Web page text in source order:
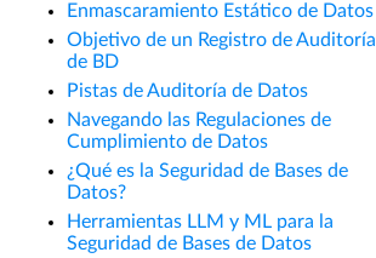
Enmascaramiento Estático de Datos
Objetivo de un Registro de Auditoría
de BD
Pistas de Auditoría de Datos
Navegando las Regulaciones de
Cumplimiento de Datos
¿Qué es la Seguridad de Bases de
Datos?
Herramientas LLM y ML para la
Seguridad de Bases de Datos